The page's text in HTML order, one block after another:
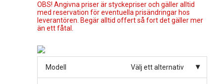
OBS! Angivna priser är styckepriser och gäller alltid
med reservation för eventuella prisändringar hos
leverantören. Begär alltid offert så fort det gäller mer
än ett fåtal.
Modell Välj ett alternativ